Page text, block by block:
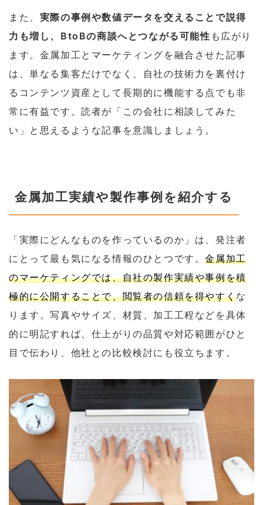
また、 実際の事例や数値データを交えることで説得
力も増し、BtoBの商談へとつながる可能性 も広がり
ます。金属加工とマーケティングを融合させた記事
は、単なる集客だけでなく、自社の技術力を裏付け
るコンテンツ資産として長期的に機能する点でも非
常に有益です。読者が「この会社に相談してみた
い」と思えるような記事を意識しましょう。
金属加工実績や製作事例を紹介する
「実際にどんなものを作っているのか」は、発注者
にとって最も気になる情報のひとつです。金属加工
のマーケティングでは、自社の製作実績や事例を積
極的に公開することで、閲覧者の信頼を得やすくな
ります。写真やサイズ、材質、加工工程などを具体
的に明記すれば、仕上がりの品質や対応範囲がひと
目で伝わり、他社との比較検討にも役立ちます。